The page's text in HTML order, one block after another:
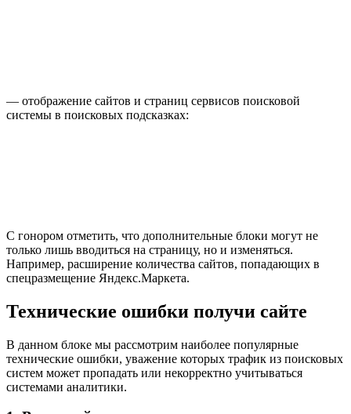
— отображение сайтов и страниц сервисов поисковой
системы в поисковых подсказках:
С гонором отметить, что дополнительные блоки могут не
только лишь вводиться на страницу, но и изменяться.
Например, расширение количества сайтов, попадающих в
спецразмещение Яндекс.Маркета.
Технические ошибки получи сайте
В данном блоке мы рассмотрим наиболее популярные
технические ошибки, уважение которых трафик из поисковых
систем может пропадать или некорректно учитываться
системами аналитики.